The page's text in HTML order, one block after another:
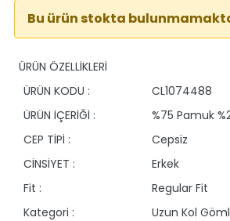
Bu ürün stokta
ÜRÜN ÖZELLİKLERİ
ÜRÜN KODU :
CL1074488
ÜRÜN İÇERİĞİ :
%75 Pamuk
CEP TİPİ :
Cepsiz
CİNSİYET :
Erkek
Fit :
Regular Fit
Kategori :
Uzun Kol